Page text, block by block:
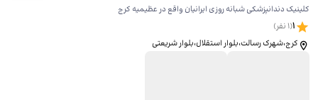
کلینیک دندانپزشکی شبانه روزی ایرانیان واقع در عظیمیه کرج
1
(
1 نفر)
کرج،شهرک رسالت،بلوار استقلال،بلوار شریعتی